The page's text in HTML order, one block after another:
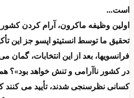
است...
اولین وظیفه ماکرون، آرام کردن
فرانسویها، بعد از این انتخابات، گمان
کسانی نظرسنجی شدند، تأیید می کنند که